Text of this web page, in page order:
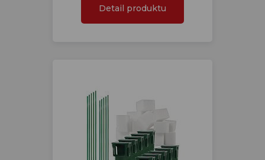
Detail produktu